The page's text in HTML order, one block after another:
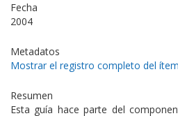
Fecha
2004
Metadatos
Mostrar el registro completo del ítem
Resumen
Esta guía hace parte del